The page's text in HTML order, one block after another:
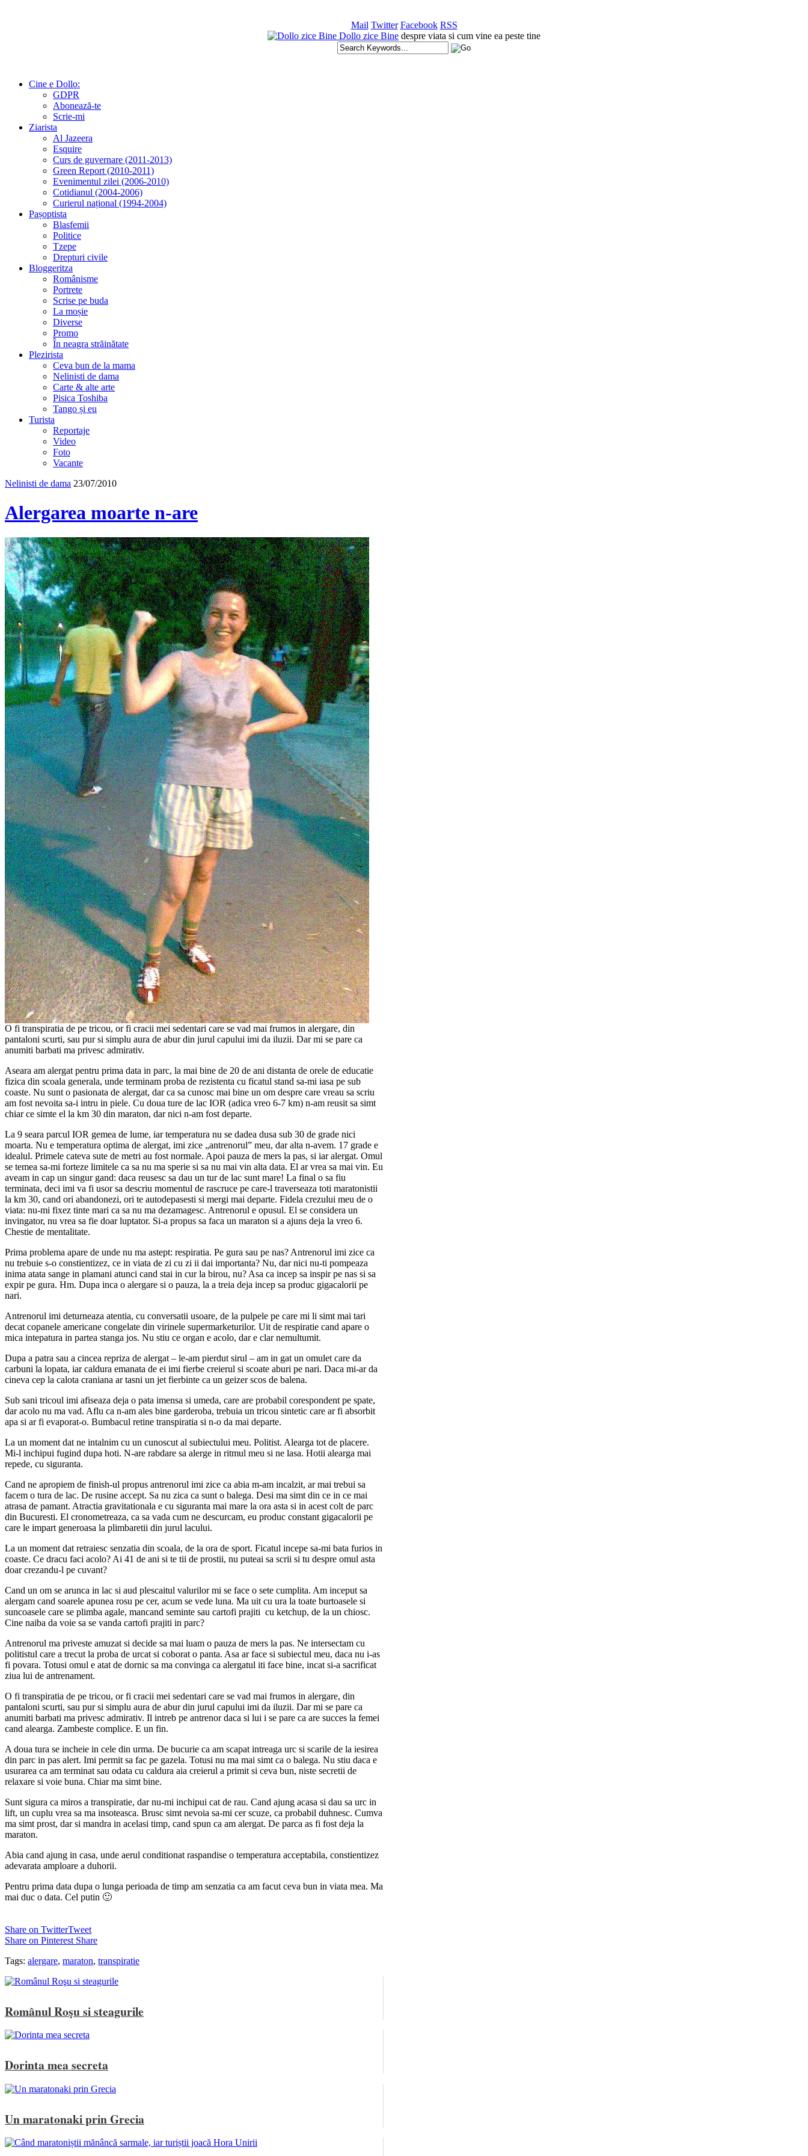
Mail Twitter Facebook RSS
Dollo zice Bine despre viata si cum vine ea peste tine
Cine e Dollo:
GDPR
Abonează-te
Scrie-mi
Ziarista
Al Jazeera
Esquire
Curs de guvernare (2011-2013)
Green Report (2010-2011)
Evenimentul zilei (2006-2010)
Cotidianul (2004-2006)
Curierul național (1994-2004)
Pașoptista
Blasfemii
Politice
Tzepe
Drepturi civile
Bloggeritza
Românisme
Portrete
Scrise pe buda
La moșie
Diverse
Promo
În neagra străinătate
Plezirista
Ceva bun de la mama
Nelinisti de dama
Carte & alte arte
Pisica Toshiba
Tango și eu
Turista
Reportaje
Video
Foto
Vacante
Nelinisti de dama 23/07/2010
Alergarea moarte n-are
O fi transpiratia de pe tricou, or fi cracii mei sedentari care se vad mai frumos in alergare, din
pantaloni scurti, sau pur si simplu aura de abur din jurul capului imi da iluzii. Dar mi se pare ca
anumiti barbati ma privesc admirativ.
Aseara am alergat pentru prima data in parc, la mai bine de 20 de ani distanta de orele de educatie
fizica din scoala generala, unde terminam proba de rezistenta cu ficatul stand sa-mi iasa pe sub
coaste. Nu sunt o pasionata de alergat, dar ca sa cunosc mai bine un om despre care vreau sa scriu
am fost nevoita sa-i intru in piele. Cu doua ture de lac IOR (adica vreo 6-7 km) n-am reusit sa simt
chiar ce simte el la km 30 din maraton, dar nici n-am fost departe.
La 9 seara parcul IOR gemea de lume, iar temperatura nu se dadea dusa sub 30 de grade nici
moarta. Nu e temperatura optima de alergat, imi zice „antrenorul” meu, dar alta n-avem. 17 grade e
idealul. Primele cateva sute de metri au fost normale. Apoi pauza de mers la pas, si iar alergat. Omul
se temea sa-mi forteze limitele ca sa nu ma sperie si sa nu mai vin alta data. El ar vrea sa mai vin. Eu
aveam in cap un singur gand: daca reusesc sa dau un tur de lac sunt mare! La final o sa fiu
terminata, deci imi va fi usor sa descriu momentul de rascruce pe care-l traverseaza toti maratonistii
la km 30, cand ori abandonezi, ori te autodepasesti si mergi mai departe. Fidela crezului meu de o
viata: nu-mi fixez tinte mari ca sa nu ma dezamagesc. Antrenorul e opusul. El se considera un
invingator, nu vrea sa fie doar luptator. Si-a propus sa faca un maraton si a ajuns deja la vreo 6.
Chestie de mentalitate.
Prima problema apare de unde nu ma astept: respiratia. Pe gura sau pe nas? Antrenorul imi zice ca
nu trebuie s-o constientizez, ce in viata de zi cu zi ii dai importanta? Nu, dar nici nu-ti pompeaza
inima atata sange in plamani atunci cand stai in cur la birou, nu? Asa ca incep sa inspir pe nas si sa
expir pe gura. Hm. Dupa inca o alergare si o pauza, la a treia deja incep sa produc gigacalorii pe
nari.
Antrenorul imi deturneaza atentia, cu conversatii usoare, de la pulpele pe care mi li simt mai tari
decat copanele americane congelate din virinele supermarketurilor. Uit de respiratie cand apare o
mica intepatura in partea stanga jos. Nu stiu ce organ e acolo, dar e clar nemultumit.
Dupa a patra sau a cincea repriza de alergat – le-am pierdut sirul – am in gat un omulet care da
carbuni la lopata, iar caldura emanata de ei imi fierbe creierul si scoate aburi pe nari. Daca mi-ar da
cineva cep la calota craniana ar tasni un jet fierbinte ca un geizer scos de balena.
Sub sani tricoul imi afiseaza deja o pata imensa si umeda, care are probabil corespondent pe spate,
dar acolo nu ma vad. Aflu ca n-am ales bine garderoba, trebuia un tricou sintetic care ar fi absorbit
apa si ar fi evaporat-o. Bumbacul retine transpiratia si n-o da mai departe.
La un moment dat ne intalnim cu un cunoscut al subiectului meu. Politist. Alearga tot de placere.
Mi-l inchipui fugind dupa hoti. N-are rabdare sa alerge in ritmul meu si ne lasa. Hotii alearga mai
repede, cu siguranta.
Cand ne apropiem de finish-ul propus antrenorul imi zice ca abia m-am incalzit, ar mai trebui sa
facem o tura de lac. De rusine accept. Sa nu zica ca sunt o balega. Desi ma simt din ce in ce mai
atrasa de pamant. Atractia gravitationala e cu siguranta mai mare la ora asta si in acest colt de parc
din Bucuresti. El cronometreaza, ca sa vada cum ne descurcam, eu produc constant gigacalorii pe
care le impart generoasa la plimbaretii din jurul lacului.
La un moment dat retraiesc senzatia din scoala, de la ora de sport. Ficatul incepe sa-mi bata furios in
coaste. Ce dracu faci acolo? Ai 41 de ani si te tii de prostii, nu puteai sa scrii si tu despre omul asta
doar crezandu-l pe cuvant?
Cand un om se arunca in lac si aud plescaitul valurilor mi se face o sete cumplita. Am inceput sa
alergam cand soarele apunea rosu pe cer, acum se vede luna. Ma uit cu ura la toate burtoasele si
suncoasele care se plimba agale, mancand seminte sau cartofi prajiti cu ketchup, de la un chiosc.
Cine naiba da voie sa se vanda cartofi prajiti in parc?
Antrenorul ma priveste amuzat si decide sa mai luam o pauza de mers la pas. Ne intersectam cu
politistul care a trecut la proba de urcat si coborat o panta. Asa ar face si subiectul meu, daca nu i-as
fi povara. Totusi omul e atat de dornic sa ma convinga ca alergatul iti face bine, incat si-a sacrificat
ziua lui de antrenament.
O fi transpiratia de pe tricou, or fi cracii mei sedentari care se vad mai frumos in alergare, din
pantaloni scurti, sau pur si simplu aura de abur din jurul capului imi da iluzii. Dar mi se pare ca
anumiti barbati ma privesc admirativ. Il intreb pe antrenor daca si lui i se pare ca are succes la femei
cand alearga. Zambeste complice. E un fin.
A doua tura se incheie in cele din urma. De bucurie ca am scapat intreaga urc si scarile de la iesirea
din parc in pas alert. Imi permit sa fac pe gazela. Totusi nu ma mai simt ca o balega. Nu stiu daca e
usurarea ca am terminat sau odata cu caldura aia creierul a primit si ceva bun, niste secretii de
relaxare si voie buna. Chiar ma simt bine.
Sunt sigura ca miros a transpiratie, dar nu-mi inchipui cat de rau. Cand ajung acasa si dau sa urc in
lift, un cuplu vrea sa ma insoteasca. Brusc simt nevoia sa-mi cer scuze, ca probabil duhnesc. Cumva
ma simt prost, dar si mandra in acelasi timp, cand spun ca am alergat. De parca as fi fost deja la
maraton.
Abia cand ajung in casa, unde aerul conditionat raspandise o temperatura acceptabila, constientizez
adevarata amploare a duhorii.
Pentru prima data dupa o lunga perioada de timp am senzatia ca am facut ceva bun in viata mea. Ma
mai duc o data. Cel putin 🙂
Share on TwitterTweet
Share on Pinterest Share
Tags: alergare, maraton, transpiratie
Românul Roşu si steagurile
Dorinta mea secreta
Un maratonaki prin Grecia